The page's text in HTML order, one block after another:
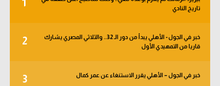
1
تاريخ النادي
2
خبر في الجول - الأهلي يبدأ من دور الـ 32.. والثلاثي المصري يشارك
قاريا من التمهيدي الأول
3 خبر في الجول – الأهلي يقرر الاستنغاء عن عمر كمال